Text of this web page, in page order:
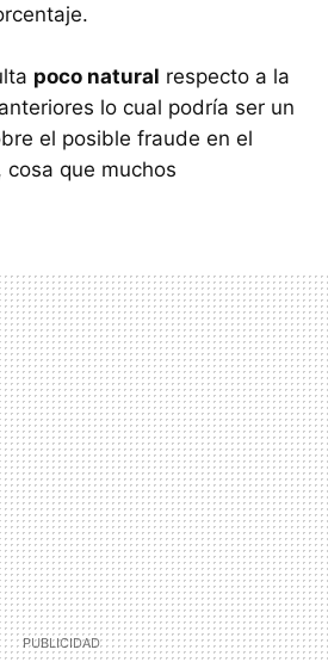
poco natural respecto a la
lo cual podría ser un
el posible fraude en el
que muchos